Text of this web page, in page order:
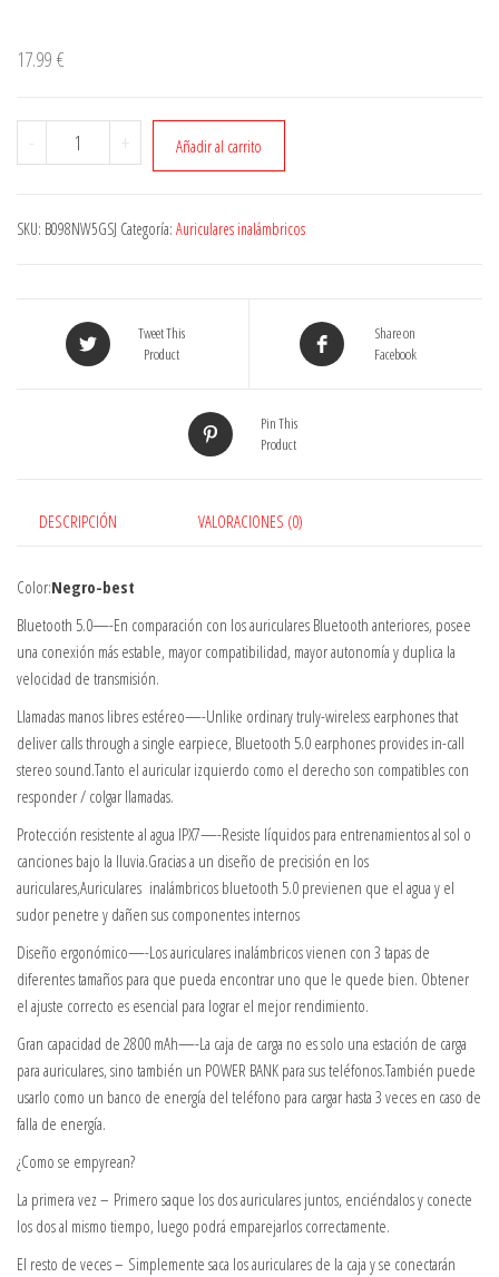
17.99 €
- Cantidad + Añadir al carrito
SKU: B098NW5GSJ Categoría: Auriculares inalámbricos
Tweet This
Product
Share on
Facebook
Pin This
Product
DESCRIPCIÓN VALORACIONES (0)
Color:Negro-best
Bluetooth 5.0—-En comparación con los auriculares Bluetooth anteriores, posee
una conexión más estable, mayor compatibilidad, mayor autonomía y duplica la
velocidad de transmisión.
Llamadas manos libres estéreo—-Unlike ordinary truly-wireless earphones that
deliver calls through a single earpiece, Bluetooth 5.0 earphones provides in-call
stereo sound.Tanto el auricular izquierdo como el derecho son compatibles con
responder / colgar llamadas.
Protección resistente al agua IPX7—-Resiste líquidos para entrenamientos al sol o
canciones bajo la lluvia.Gracias a un diseño de precisión en los
auriculares,Auriculares inalámbricos bluetooth 5.0 previenen que el agua y el
sudor penetre y dañen sus componentes internos
Diseño ergonómico—-Los auriculares inalámbricos vienen con 3 tapas de
diferentes tamaños para que pueda encontrar uno que le quede bien. Obtener
el ajuste correcto es esencial para lograr el mejor rendimiento.
Gran capacidad de 2800 mAh—-La caja de carga no es solo una estación de carga
para auriculares, sino también un POWER BANK para sus teléfonos.También puede
usarlo como un banco de energía del teléfono para cargar hasta 3 veces en caso de
falla de energía.
¿Como se empyrean?
La primera vez – Primero saque los dos auriculares juntos, enciéndalos y conecte
los dos al mismo tiempo, luego podrá emparejarlos correctamente.
El resto de veces – Simplemente saca los auriculares de la caja y se conectarán